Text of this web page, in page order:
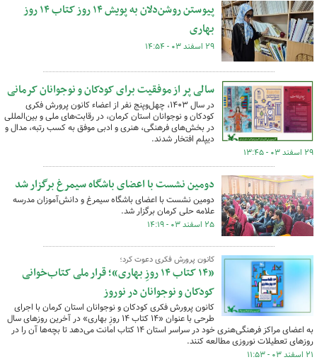
پیوستن روشن‌دلان به پویش ۱۴ روز کتاب ۱۴ روز
بهاری
۲۹ اسفند ۰۳ - ۱۴:۵۴
سالی پر از موفقیت برای کودکان و نوجوانان کرمانی
در سال ۱۴۰۳، چهل‌وپنج نفر از اعضاء کانون پرورش فکری
کودکان و نوجوانان استان کرمان، در رقابت‌های ملی و بین‌المللی
در بخش‌های فرهنگی، هنری و ادبی موفق به کسب رتبه، مدال‌ و
دیپلم افتخار شدند.
۲۹ اسفند ۰۳ - ۱۳:۴۵
دومین نشست با اعضای باشگاه سیمرغ برگزار شد
دومین نشست با اعضای باشگاه سیمرغ و دانش‌آموزان مدرسه
علامه حلی کرمان برگزار شد.
۲۵ اسفند ۰۳ - ۱۴:۱۹
کانون پرورش فکری دعوت کرد؛
«۱۴ کتاب ۱۴ روزِ بهاری»؛ قرار ملی کتاب‌خوانی
کودکان و نوجوانان در نوروز
کانون پرورش فکری کودکان و نوجوانان استان کرمان با اجرای
طرحی با عنوان «۱۴ کتاب ۱۴ روزِ بهاری» در آخرین روزهای سال
به اعضای مراکز فرهنگی‌هنری خود در سراسر استان ۱۴ کتاب امانت می‌دهد تا بچه‌ها آن را در
روزهای تعطیلات نوروزی مطالعه کنند.
۲۱ اسفند ۰۳ - ۱۱:۵۳